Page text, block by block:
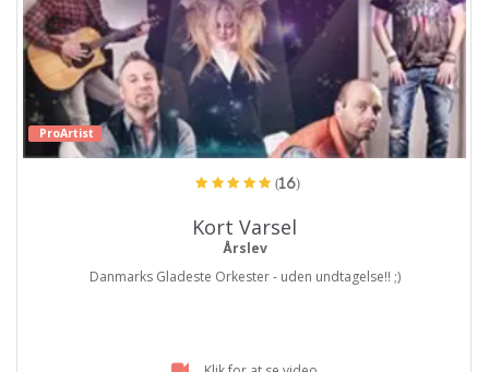
ProArtist
(16)
Kort Varsel
Årslev
Danmarks Gladeste Orkester - uden undtagelse!! ;)